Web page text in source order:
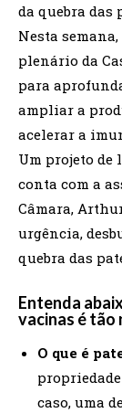
da quebra das
Nesta
plenário da
para
ampliar a
acelerar a
Um projeto de
conta com a
Câmara,
urgência,
quebra das
Entenda
vacinas é tão
O que é
caso, uma